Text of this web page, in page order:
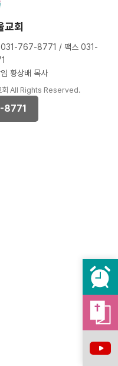
교회
031-767-8771 / 팩스 031-
황상배 목사
회 All Rights Reserved.
8771